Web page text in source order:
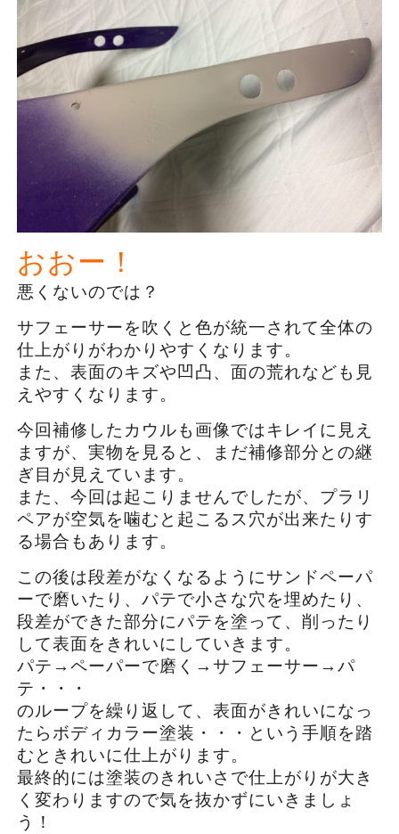
おおー！
悪くないのでは？
サフェーサーを吹くと色が統一されて全体の
仕上がりがわかりやすくなります。
また、表面のキズや凹凸、面の荒れなども見
えやすくなります。
今回補修したカウルも画像ではキレイに見え
ますが、実物を見ると、まだ補修部分との継
ぎ目が見えています。
また、今回は起こりませんでしたが、プラリ
ペアが空気を噛むと起こるス穴が出来たりす
る場合もあります。
この後は段差がなくなるようにサンドペーパ
ーで磨いたり、パテで小さな穴を埋めたり、
段差ができた部分にパテを塗って、削ったり
して表面をきれいにしていきます。
パテ→ペーパーで磨く→サフェーサー→パ
テ・・・
のループを繰り返して、表面がきれいになっ
たらボディカラー塗装・・・という手順を踏
むときれいに仕上がります。
最終的には塗装のきれいさで仕上がりが大き
く変わりますので気を抜かずにいきましょ
う！